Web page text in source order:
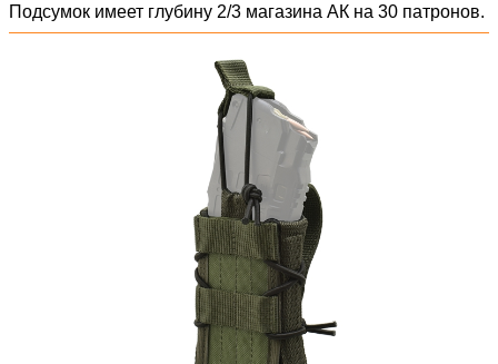
Подсумок имеет глубину 2/3 магазина АК на 30 патронов.